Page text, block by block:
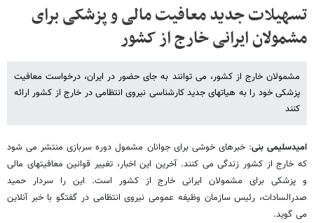
تسهیلات جدید معافیت مالی و پزشکی برای
مشمولان ایرانی خارج از کشور
مشمولان خارج از کشور، می توانند به جای حضور در ایران، درخواست معافیت
پزشکی خود را به هیاتهای جدید کارشناسی نیروی انتظامی در خارج از کشور ارائه
کنند
امیدسلیمی بنی: خبرهای خوشی برای جوانان مشمول دوره سربازی منتشر می شود
که خارج از کشور زندگی می کنند. آخرین این اخبار، تغییر قوانین معافیتهای مالی
و پزشکی برای مشمولان ایرانی خارج از کشور است. این را سردار حمید
صدرالسادات، رئیس سازمان وظیفه عمومی نیروی انتظامی در گفتگو با خبر آنلاین
می گوید.